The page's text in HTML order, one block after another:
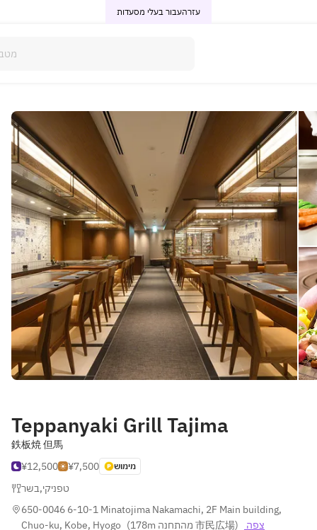
עבור בעלי מסעדותעזרה
Teppanyaki Grill Tajima
鉄板焼 但馬
¥12,500
¥7,500 מימוש
בשר,טפניקי
650-0046 6-10-1 Minatojima Nakamachi, 2F Main building,
Chuo-ku, Kobe, Hyogo ( 178m מהתחנה 市民広場)
צפה